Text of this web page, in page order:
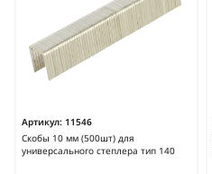
Артикул: 11546
Скобы 10 мм (500шт) для
универсального степлера тип 140